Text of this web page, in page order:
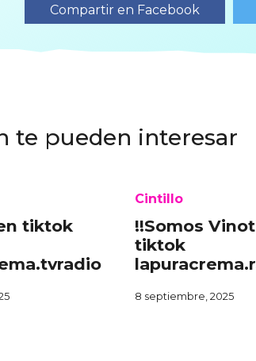
Compartir en Facebook
te pueden interesar
tiktok
Cintillo
!!Somos
tiktok
8 septiembre, 2025